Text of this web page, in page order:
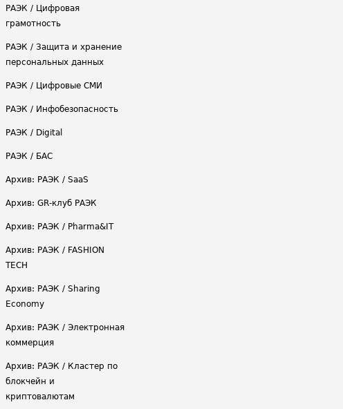
РАЭК / Цифровая
грамотность
РАЭК / Защита и хранение
персональных данных
РАЭК / Цифровые СМИ
РАЭК / Инфобезопасность
РАЭК / Digital
РАЭК / БАС
Архив: РАЭК / SaaS
Архив: GR-клуб РАЭК
Архив: РАЭК / Pharma&IT
Архив: РАЭК / FASHION
TECH
Архив: РАЭК / Sharing
Economy
Архив: РАЭК / Электронная
коммерция
Архив: РАЭК / Кластер по
блокчейн и
криптовалютам